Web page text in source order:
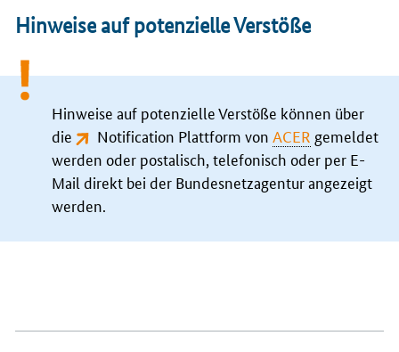
Hinweise auf potenzielle Verstöße
Hinweise auf potenzielle Verstöße können über
die
Notification Plattform von ACER gemeldet
werden oder postalisch, telefonisch oder per E-
Mail direkt bei der Bundesnetzagentur angezeigt
werden.